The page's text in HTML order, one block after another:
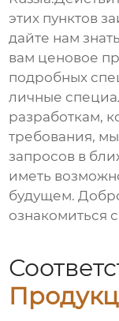
этих пунктов
дайте нам
вам ценовое
подробных
личные
разработкам,
требования,
запросов в
иметь
будущем.
ознакомиться